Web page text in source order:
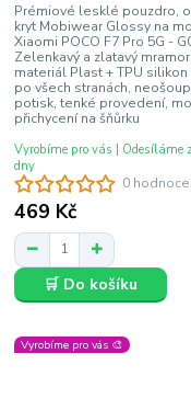
0
Prémiové lesklé pouzdro,
kryt Mobiwear Glossy na
Xiaomi POCO F7 Pro 5G -
Zelenkavý a zlatavý mramor,
materiál Plast + TPU silikon
po všech stranách,
potisk, tenké provedení,
přichycení na šňůrku
469 Kč
Vyrobíme pro vás | Odesíláme
dny
🛒 Do košíku
Vyrobíme pro vás 🎨